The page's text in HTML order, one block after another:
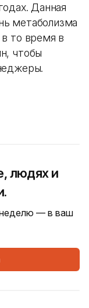
Данная
метаболизма
то время в
чтобы
людях и
неделю — в ваш